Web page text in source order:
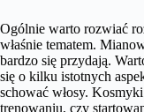
Ogólnie warto rozwiać
właśnie tematem.
bardzo się przydają.
się o kilku istotnych
schować włosy.
trenowaniu, czy